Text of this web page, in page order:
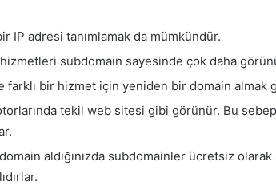
IP adresi tanımlamak da mümkündür.
subdomain sayesinde çok daha
farklı bir hizmet için yeniden bir domain almak
tekil web sitesi gibi görünür. Bu
aldığınızda subdomainler ücretsiz